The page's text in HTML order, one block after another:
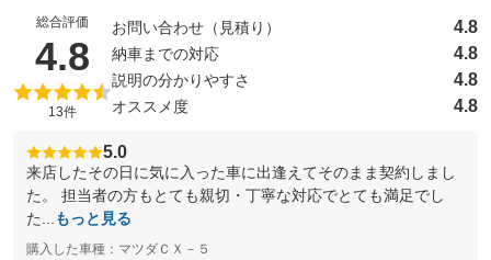
総合評価
4.8 （5点満点中）
13件
お問い合わせ（見積り） 4.8
納車までの対応 4.8
説明の分かりやすさ 4.8
オススメ度 4.8
5.0
来店したその日に気に入った車に出逢えてそのまま契約しまし
た。 担当者の方もとても親切・丁寧な対応でとても満足でし
た...
もっと見る
購入した車種：マツダＣＸ－５